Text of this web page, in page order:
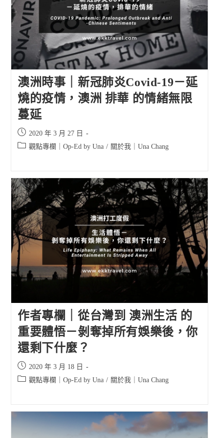
澳洲時事｜新冠肺炎Covid-19－延
燒的疫情，澳洲 排華 的情緒無限
蔓延
Post
published:
2020 年 3 月 27 日
Post 觀點專欄｜Op-Ed by Una / 關於我｜Una Chang
作者專欄｜從台灣到 澳洲生活 的
重要體悟－剝奪掉所有娛樂後，你
還剩下什麼？
Post
published:
2020 年 3 月 18 日
Post 觀點專欄｜Op-Ed by Una / 關於我｜Una Chang